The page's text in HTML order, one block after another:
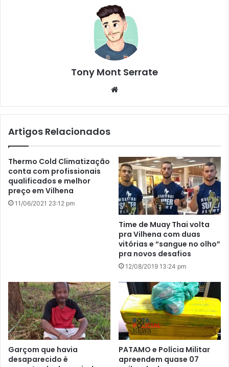
Tony Mont Serrate
te
Artigos Relacionados
Thermo Cold Climatização
conta com profissionais
qualificados e melhor
preço em Vilhena
11/06/2021 23:12 pm
Time de Muay Thai volta
pra Vilhena com duas
vitórias e “sangue no olho”
pra novos desafios
12/08/2019 13:24 pm
Garçom que havia
desaparecido é
PATAMO e Polícia Militar
apreendem quase 07